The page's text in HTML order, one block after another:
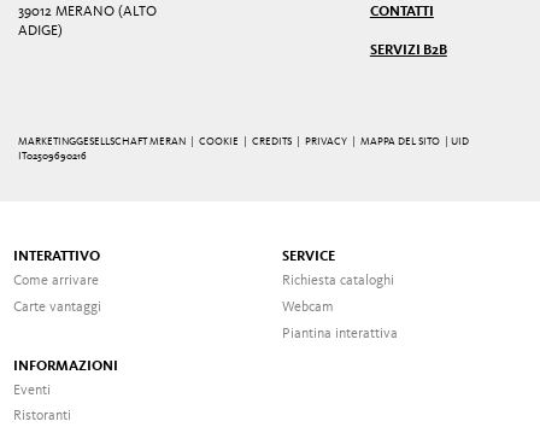
39012 MERANO (ALTO
ADIGE)
CONTATTI
SERVIZI B2B
MARKETINGGESELLSCHAFT MERAN | COOKIE |CREDITS PRIVACY |MAPPA DEL SITO
| UID
IT02509690216
INTERATTIVO
Come arrivare
Carte vantaggi
SERVICE
Richiesta cataloghi
Webcam
Piantina interattiva
INFORMAZIONI
Eventi
Ristoranti